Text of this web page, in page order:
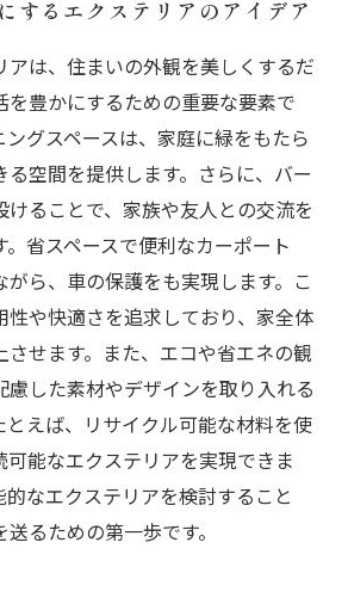
するエクステリアのアイデア
アは、住まいの外観を美しくするだ
を豊かにするための重要な要素で
グスペースは、家庭に緑をもたら
る空間を提供します。さらに、バー
けることで、家族や友人との交流を
省スペースで便利なカーポート
ら、車の保護をも実現します。こ
性や快適さを追求しており、家全体
させます。また、エコや省エネの観
慮した素材やデザインを取り入れる
とえば、リサイクル可能な材料を使
可能なエクステリアを実現できま
なエクステリアを検討すること
るための第一歩です。